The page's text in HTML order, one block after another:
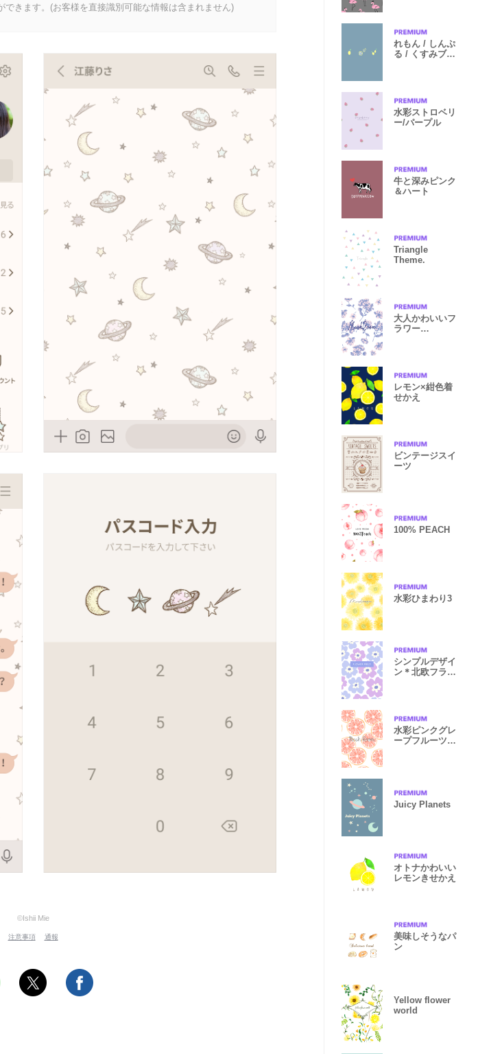
きます。(お客様を直接識別可能な情報は含まれません)
©Ishii Mie
注意事項 通報
れもん / しんぷ
る / くすみブル
水彩ストロベリ
ー/パープル
牛と深みピンク
＆ハート
Triangle
Theme.
大人かわいいフ
ラワー
レモン×紺色着
せかえ
ビンテージスイ
ーツ
100% PEACH
水彩ひまわり3
シンプルデザイ
ン＊北欧フラワ
水彩ピンクグレ
ープフルーツ
Juicy Planets
オトナかわいい
レモンきせかえ
美味しそうなパ
ン
Yellow flower
world